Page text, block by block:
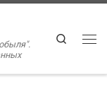
Search